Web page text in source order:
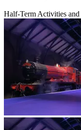
Half-Term Activities